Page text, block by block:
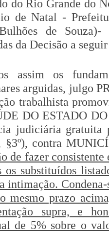
do Rio Grande do
de Natal -
de
da Decisão a
assim os
arguidas, julgo
trabalhista
DO ESTADO
judiciária
§3º), contra
de fazer
os substituídos
intimação.
mesmo prazo
supra, e
de 5% sobre o